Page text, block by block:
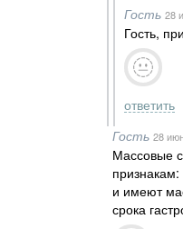
Гость 28
Гость,
ответить
Гость 28
Массовые
и имеют
срока